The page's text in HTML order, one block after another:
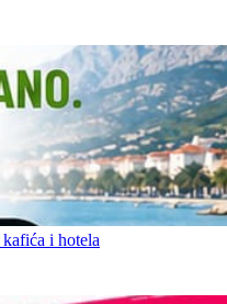
i hotela